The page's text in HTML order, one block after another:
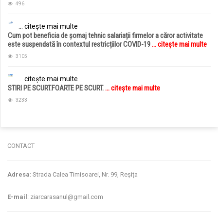
496
... citește mai multe
Cum pot beneficia de șomaj tehnic salariații firmelor a căror activitate
este suspendată în contextul restricțiilor COVID-19... citește mai multe
3105
... citește mai multe
STIRI PE SCURT.FOARTE PE SCURT.... citește mai multe
3233
CONTACT
Adresa: Strada Calea Timisoarei, Nr. 99, Reșița
E-mail : ziarcarasanul@gmail.com